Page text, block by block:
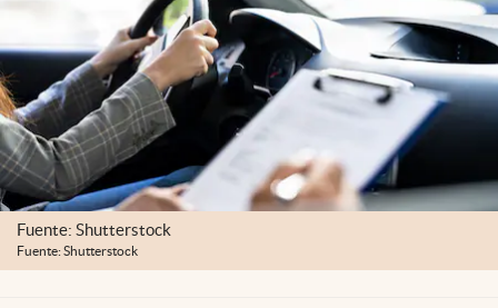
Fuente: Shutterstock
Fuente: Shutterstock